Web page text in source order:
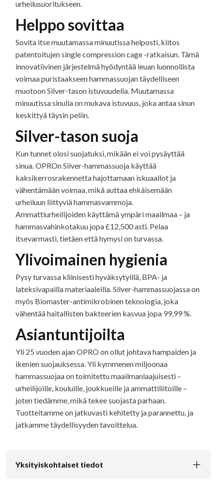
urheilusuoritukseen.
Helppo sovittaa
Sovita itse muutamassa minuutissa helposti, kiitos
patentoitujen single compression cage -ratkaisun. Tämä
innovatiivinen järjestelmä hyödyntää leuan luonnollista
voimaa puristaakseen hammassuojan täydelliseen
muotoon Silver-tason istuvuudella. Muutamassa
minuutissa sinulla on mukava istuvuus, joka antaa sinun
keskittyä täysin peliin.
Silver-tason suoja
Kun tunnet olosi suojatuksi, mikään ei voi pysäyttää
sinua. OPROn Silver-hammassuoja käyttää
kaksikerrosrakennetta hajottamaan iskuaallot ja
vähentämään voimaa, mikä auttaa ehkäisemään
urheiluun liittyviä hammasvammoja.
Ammattiurheilijoiden käyttämä ympäri maailmaa – ja
hammasvahinkotakuu jopa £12,500 asti. Pelaa
itsevarmasti, tietäen että hymysi on turvassa.
Ylivoimainen hygienia
Pysy turvassa kliinisesti hyväksytyillä, BPA- ja
lateksivapailla materiaaleilla. Silver-hammassuojassa on
myös Biomaster-antimikrobinen teknologia, joka
vähentää haitallisten bakteerien kasvua jopa 99,99 %.
Asiantuntijoilta
Yli 25 vuoden ajan OPRO on ollut johtava hampaiden ja
ikenien suojauksessa. Yli kymmenen miljoonaa
hammassuojaa on toimitettu maailmanlaajuisesti –
urheilijoille, kouluille, joukkueille ja ammattiliitoille –
joten tiedämme, mikä tekee suojasta parhaan.
Tuotteitamme on jatkuvasti kehitetty ja parannettu, ja
jatkamme täydellisyyden tavoittelua.
Yksityiskohtaiset tiedot